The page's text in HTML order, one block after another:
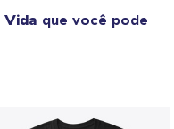
Vida que você pode